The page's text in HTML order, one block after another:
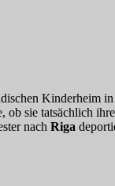
Kinderheim in
ob sie tatsächlich
nach Riga